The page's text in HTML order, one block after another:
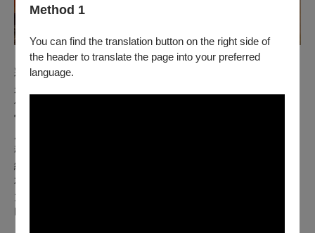
Method 1
You can find the translation button on the right side of
the header to translate the page into your preferred
language.
彩虹繪本屋是東京一家獨特的繪本書店，它不僅販售書籍，更
是一個繪本創作、出版、策展的創意基地。他們相信閱讀與創
作的樂趣值得被更多人理解，因此以繪本為靈感，致力於多感
官的刺激體驗，用音樂為繪本注入色彩與歡樂。
魂人物。這支由一隻會跳舞的動物木偶與一群留著鬍鬚的樂手
組成的樂團，身懷絕技，以「像電影一樣演奏樂器並朗讀繪
本」和「以繪本為靈感唱出歌曲」聞名。他們在演出中經常與
大小朋友唱跳互動，每年活躍於 Summer Sonic、Green
Room Fest 等超過 200 個國內外舞台。他們曾為暢銷繪本